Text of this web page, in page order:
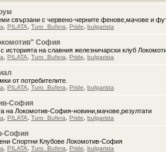
свързани с червено-черните фенове,мачове и
PILATA Turo_Bufera Pride bulgarista
София
историята на славния железничарски клуб
PILATA Turo_Bufera Pride bulgarista
от потребителите.
PILATA Turo_Bufera Pride bulgarista
София
на Локомотив-София-новини,мачове,резултати
PILATA Turo_Bufera Pride bulgarista
София
Спортни Клубове Локомотив-София
PILATA Turo_Bufera Pride bulgarista